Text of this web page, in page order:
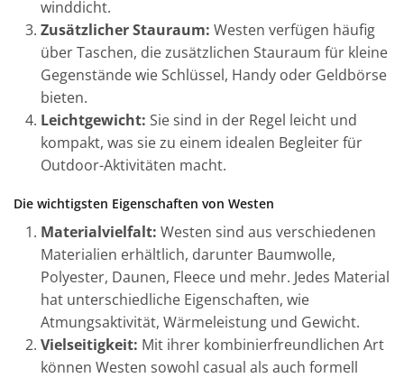
winddicht.
Zusätzlicher Stauraum: Westen verfügen häufig
über Taschen, die zusätzlichen Stauraum für kleine
Gegenstände wie Schlüssel, Handy oder Geldbörse
bieten.
Leichtgewicht: Sie sind in der Regel leicht und
kompakt, was sie zu einem idealen Begleiter für
Outdoor-Aktivitäten macht.
Die wichtigsten Eigenschaften von Westen
Materialvielfalt: Westen sind aus verschiedenen
Materialien erhältlich, darunter Baumwolle,
Polyester, Daunen, Fleece und mehr. Jedes Material
hat unterschiedliche Eigenschaften, wie
Atmungsaktivität, Wärmeleistung und Gewicht.
Vielseitigkeit: Mit ihrer kombinierfreundlichen Art
können Westen sowohl casual als auch formell